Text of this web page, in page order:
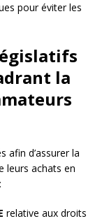
pour éviter les
la
afin d’assurer la
leurs achats en
relative aux droits